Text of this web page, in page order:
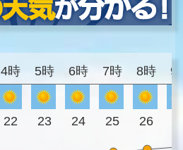
4時 5時 6時 7時 8時 9
22 23 24 25 26